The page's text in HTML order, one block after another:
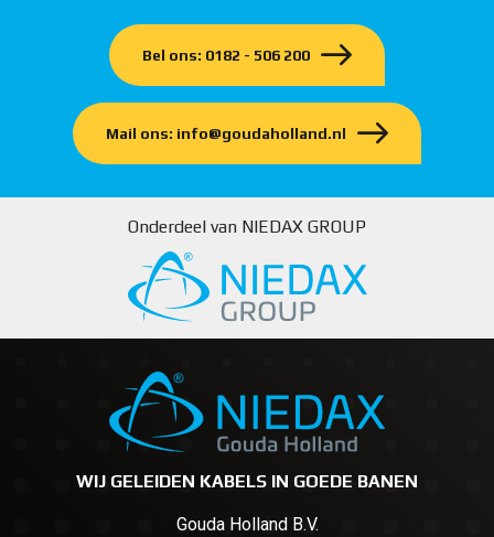
Bel ons: 0182 - 506 200
Mail ons: info@goudaholland.nl
Onderdeel van NIEDAX GROUP
WIJ GELEIDEN KABELS IN GOEDE BANEN
Gouda Holland B.V.